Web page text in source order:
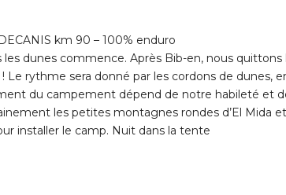
km 90 – 100% enduro
dunes commence. Après Bib-en, nous
Le rythme sera donné par les cordons de dunes,
du campement dépend de notre habileté et
les petites montagnes rondes d’El Mida
installer le camp. Nuit dans la tente